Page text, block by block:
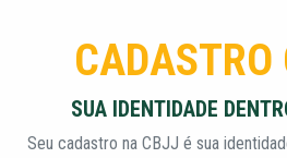
CADASTRO
SUA IDENTIDADE
Seu cadastro na CBJJ é sua